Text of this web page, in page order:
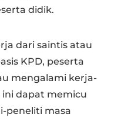
didik.
dari saintis atau
KPD, peserta
mengalami kerja-
ini dapat memicu
peneliti masa